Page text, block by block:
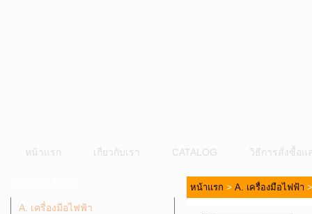
หน้าแรก เกี่ยวกับเรา CATALOG วิธีการสั่งซื้อแ
A. เครื่องมือไฟฟ้า
หน้าแรก > A. เครื่องมือไฟฟ้า